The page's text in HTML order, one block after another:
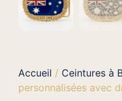
Accueil / Ceintures à
personnalisées avec